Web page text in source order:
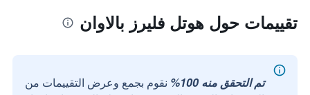
تقييمات حول هوتل فليرز بالاوان
تم التحقق منه 100%
نقوم بجمع وعرض التقييمات من